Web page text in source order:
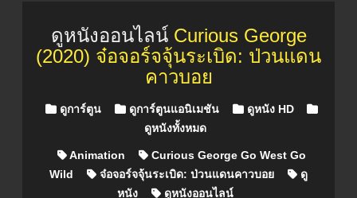
ดูหนังออนไลน์ Curious George
(2020) จ๋อจอร์จจุ้นระเบิด: ป่วนแดน
คาวบอย
Posted in
ดูการ์ตูน ดูการ์ตูนแอนิเมชัน
ดูหนัง HD
ดูหนังทั้งหมด
Animation
Curious George Go West Go
Wild
จ๋อจอร์จจุ้นระเบิด: ป่วนแดนคาวบอย
ดู
หนัง
ดูหนังออนไลน์